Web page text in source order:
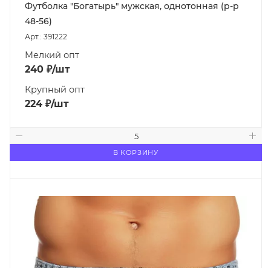
Футболка "Богатырь" мужская, однотонная (р-р
48-56)
Арт.: 391222
Мелкий опт
240 ₽/шт
Крупный опт
224 ₽/шт
В КОРЗИНУ